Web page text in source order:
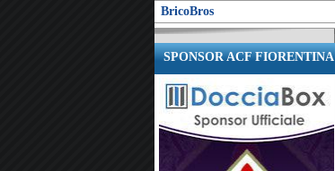
BricoBros
SPONSOR ACF FIORENTINA